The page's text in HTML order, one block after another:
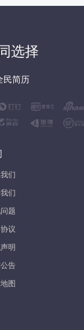
选择
民简历
们
们
题
议
明
告
图